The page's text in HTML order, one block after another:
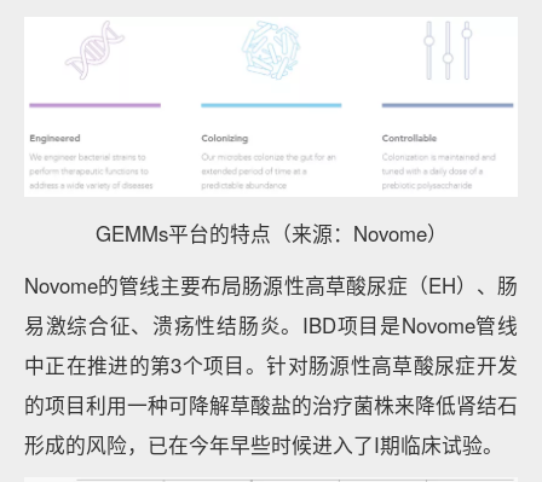
GEMMs平台的特点（来源：Novome）
Novome的管线主要布局肠源性高草酸尿症（EH）、肠
易激综合征、溃疡性结肠炎。IBD项目是Novome管线
中正在推进的第3个项目。针对肠源性高草酸尿症开发
的项目利用一种可降解草酸盐的治疗菌株来降低肾结石
形成的风险，已在今年早些时候进入了I期临床试验。